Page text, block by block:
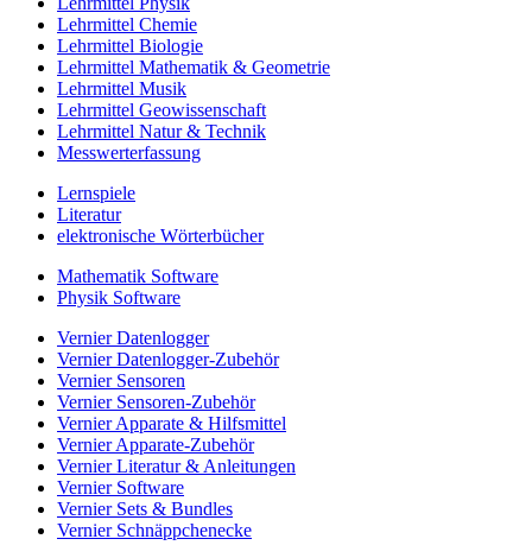
Lehrmittel Chemie
Lehrmittel Biologie
Lehrmittel Mathematik & Geometrie
Lehrmittel Musik
Lehrmittel Geowissenschaft
Lehrmittel Natur & Technik
Messwerterfassung
Lernspiele
Literatur
elektronische Wörterbücher
Mathematik Software
Physik Software
Vernier Datenlogger
Vernier Datenlogger-Zubehör
Vernier Sensoren
Vernier Sensoren-Zubehör
Vernier Apparate & Hilfsmittel
Vernier Apparate-Zubehör
Vernier Literatur & Anleitungen
Vernier Software
Vernier Sets & Bundles
Vernier Schnäppchenecke